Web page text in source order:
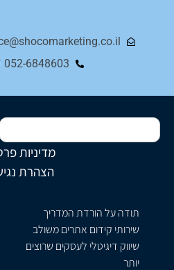
052-6848603
מדיניות
הצהרת
תודה על הורדת המדריך
שירותי קידום אתרים משולב
שיווק דיגיטלי לעסקים שרוצים
יותר